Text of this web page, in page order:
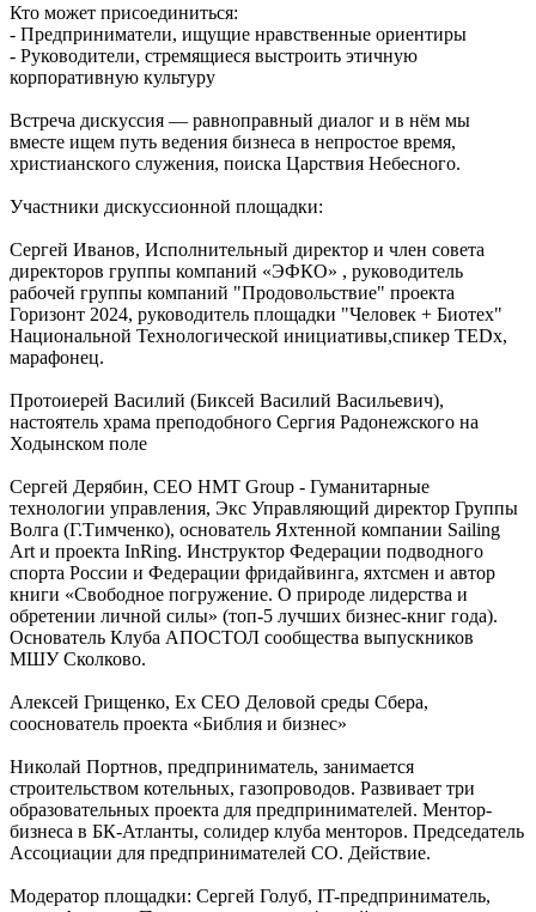
Кто может присоединиться:
- Предприниматели, ищущие нравственные ориентиры
- Руководители, стремящиеся выстроить этичную
корпоративную культуру
Встреча дискуссия — равноправный диалог и в нём мы
вместе ищем путь ведения бизнеса в непростое время,
христианского служения, поиска Царствия Небесного.
Участники дискуссионной площадки:
Сергей Иванов, Исполнительный директор и член совета
директоров группы компаний «ЭФКО» , руководитель
рабочей группы компаний "Продовольствие" проекта
Горизонт 2024, руководитель площадки "Человек + Биотех"
Национальной Технологической инициативы,спикер TEDx,
марафонец.
Протоиерей Василий (Биксей Василий Васильевич),
настоятель храма преподобного Сергия Радонежского на
Ходынском поле
Сергей Дерябин, CEO HMT Group - Гуманитарные
технологии управления, Экс Управляющий директор Группы
Волга (Г.Тимченко), основатель Яхтенной компании Sailing
Art и проекта InRing. Инструктор Федерации подводного
спорта России и Федерации фридайвинга, яхтсмен и автор
книги «Свободное погружение. О природе лидерства и
обретении личной силы» (топ-5 лучших бизнес-книг года).
Основатель Клуба АПОСТОЛ сообщества выпускников
МШУ Сколково.
Алексей Грищенко, Ex CEO Деловой среды Сбера,
сооснователь проекта «Библия и бизнес»
Николай Портнов, предприниматель, занимается
строительством котельных, газопроводов. Развивает три
образовательных проекта для предпринимателей. Ментор-
бизнеса в БК-Атланты, солидер клуба менторов. Председатель
Ассоциации для предпринимателей СО. Действие.
Модератор площадки: Сергей Голуб, IT-предприниматель,